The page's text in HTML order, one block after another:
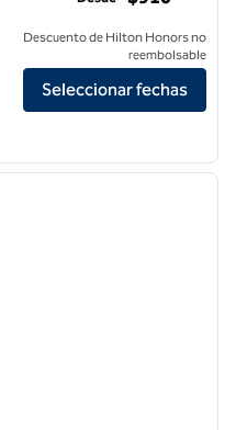
Beverly Hills
Descuento de Hilton Honors no
reembolsable
Seleccionar fechas